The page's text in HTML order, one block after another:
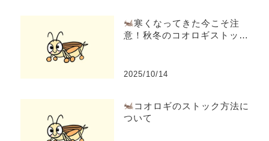
寒くなってきた今こそ注
意！秋冬のコオロギストック
2025/10/14
コオロギのストック方法に
ついて